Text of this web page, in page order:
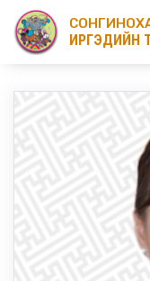
ИРГЭДИЙН